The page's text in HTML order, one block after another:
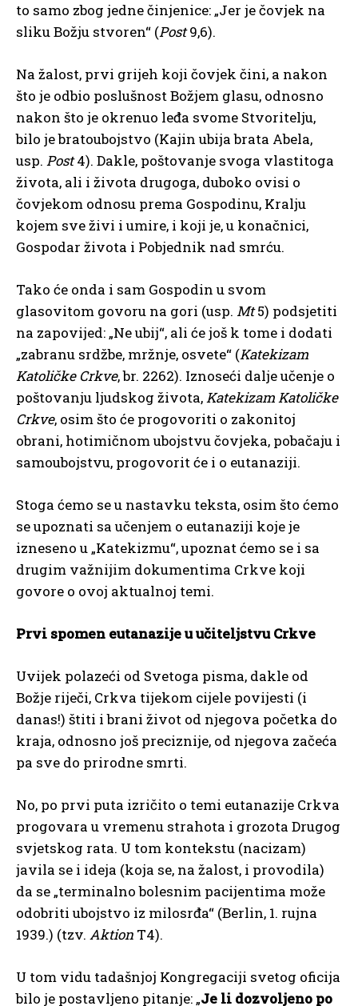
to samo zbog jedne činjenice: „Jer je čovjek na
sliku Božju stvoren“ (Post9,6).
Na žalost, prvi grijeh koji čovjek čini, a nakon
što je odbio poslušnost Božjem glasu, odnosno
nakon što je okrenuo leđa svome Stvoritelju,
bilo je bratoubojstvo (Kajin ubija brata Abela,
usp. Post4). Dakle, poštovanje svoga vlastitoga
života, ali i života drugoga, duboko ovisi o
čovjekom odnosu prema Gospodinu, Kralju
kojem sve živi i umire, i koji je, u konačnici,
Gospodar života i Pobjednik nad smrću.
Tako će onda i sam Gospodin u svom
glasovitom govoru na gori (usp. Mt5) podsjetiti
na zapovijed: „Ne ubij“, ali će još k tome i dodati
„zabranu srdžbe, mržnje, osvete“ (Katekizam
Katoličke Crkve, br. 2262). Iznoseći dalje učenje o
poštovanju ljudskog života,Katekizam Katoličke
Crkve, osim što će progovoriti o zakonitoj
obrani, hotimičnom ubojstvu čovjeka, pobačaju i
samoubojstvu, progovorit će i o eutanaziji.
Stoga ćemo se u nastavku teksta, osim što ćemo
se upoznati sa učenjem o eutanaziji koje je
izneseno u „Katekizmu“, upoznat ćemo se i sa
drugim važnijim dokumentima Crkve koji
govore o ovoj aktualnoj temi.
Prvi spomen eutanazije u učiteljstvu Crkve
Uvijek polazeći od Svetoga pisma, dakle od
Božje riječi, Crkva tijekom cijele povijesti (i
danas!) štiti i brani život od njegova početka do
kraja, odnosno još preciznije, od njegova začeća
pa sve do prirodne smrti.
No, po prvi puta izričito o temi eutanazije Crkva
progovara u vremenu strahota i grozota Drugog
svjetskog rata. U tom kontekstu (nacizam)
javila se i ideja (koja se, na žalost, i provodila)
da se „terminalno bolesnim pacijentima može
odobriti ubojstvo iz milosrđa“ (Berlin, 1. rujna
1939.) (tzv. Aktion T4).
U tom vidu tadašnjoj Kongregaciji svetog oficija
bilo je postavljeno pitanje: „Je li dozvoljeno po